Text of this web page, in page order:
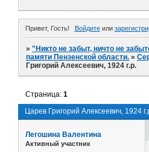
Привет, Гость! Войдитеили
»"Никто не забыт, ничто не
памяти Пензенской области. »
Григорий Алексеевич, 1924 г.р.
Царев Григорий Алексеевич, 1924
Страница:1
Легошина Валентина
Активный участник